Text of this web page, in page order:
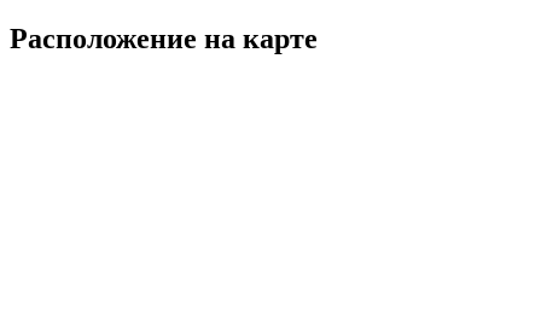
Расположение на карте